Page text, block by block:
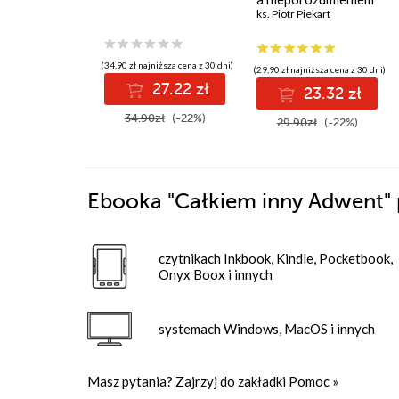
(34,90 zł najniższa cena z 30 dni)
27.22 zł
34.90zł (-22%)
ks. Piotr Piekart
(29,90 zł najniższa cena z 30 dni)
23.32 zł
29.90zł (-22%)
Ebooka "Całkiem inny Adwent"
czytnikach Inkbook, Kindle, Pocketbook,
Onyx Boox i innych
systemach Windows, MacOS i innych
Masz pytania? Zajrzyj do zakładki Pomoc »